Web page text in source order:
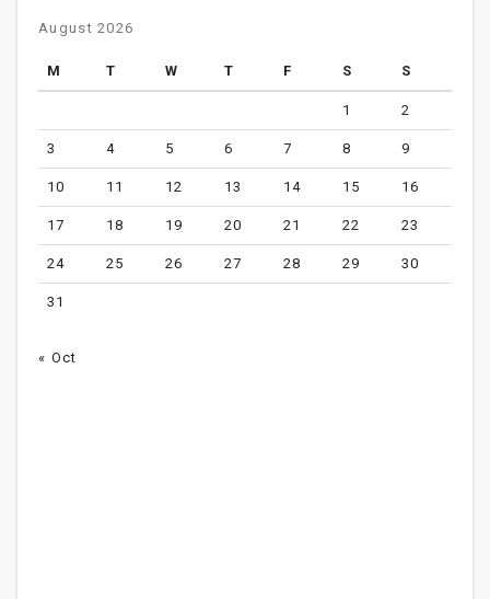
August 2026
M T W T F S S
1 2
3 4 5 6 7 8 9
10 11 12 13 14 15 16
17 18 19 20 21 22 23
24 25 26 27 28 29 30
31
« Oct